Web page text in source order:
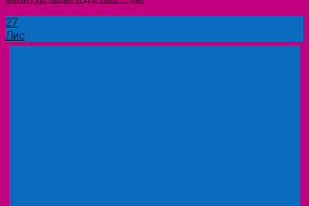
27
Лис